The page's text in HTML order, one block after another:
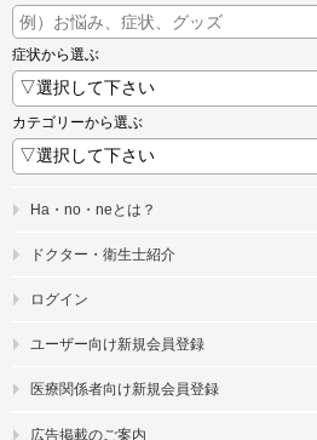
症状から選ぶ
カテゴリーから選ぶ
Ha・no・neとは？
ドクター・衛生士紹介
ログイン
ユーザー向け新規会員登録
医療関係者向け新規会員登録
広告掲載のご案内